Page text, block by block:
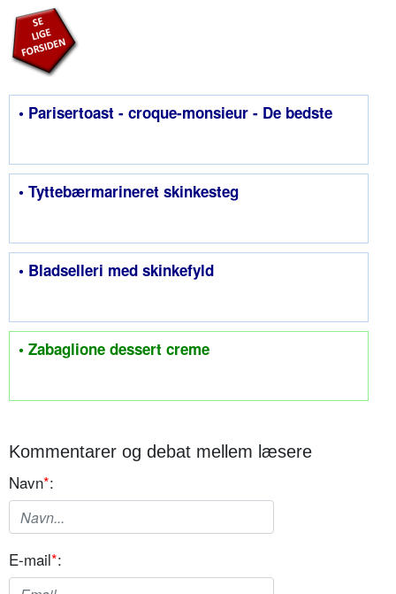
• Parisertoast - croque-monsieur - De bedste
• Tyttebærmarineret skinkesteg
• Bladselleri med skinkefyld
• Zabaglione dessert creme
Kommentarer og debat mellem læsere
Navn*:
E-mail*: